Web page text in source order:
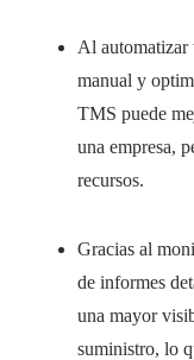
Al automatizar
manual y
TMS puede
una empresa,
recursos.
Gracias al
de informes
una mayor
suministro, lo